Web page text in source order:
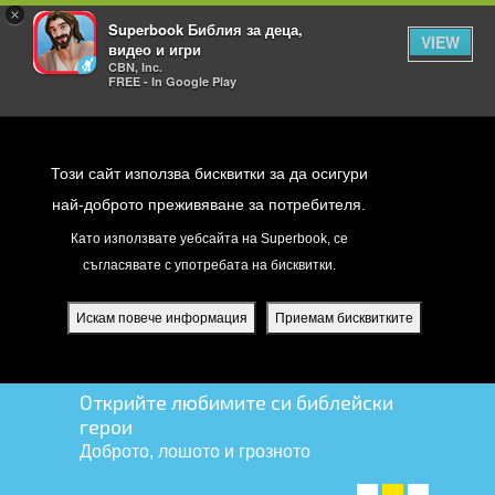
×
Superbook Библия за деца,
видео и игри
CBN, Inc.
FREE - In Google Play
VIEW
Този сайт използва бисквитки за да осигури
най-доброто преживяване за потребителя.
Като използвате уебсайта на Superbook, се
съгласявате с употребата на бисквитки.
Искам повече информация Приемам бисквитките
Открийте любимите си библейски
герои
Доброто, лошото и грозното